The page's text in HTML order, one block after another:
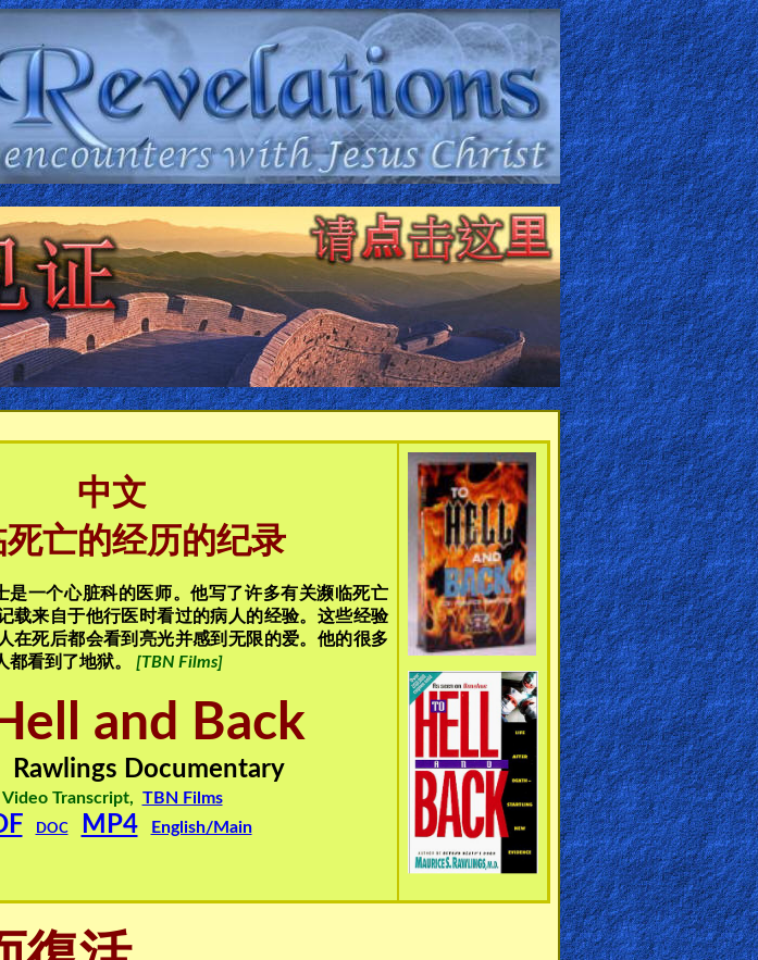
中文
死亡的经历的纪录
是一个心脏科的医师。他写了许多有关濒临死亡
载来自于他行医时看过的病人的经验。这些经验
在死后都会看到亮光并感到无限的爱。他的很多
都看到了地狱。 [TBN Films]
and Back
Rawlings Documentary
Video Transcript, TBN Films
DOC MP4 English/Main